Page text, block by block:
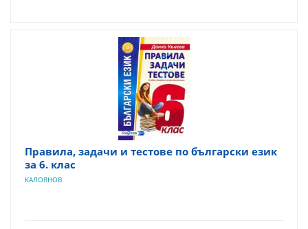
Правила, задачи и тестове по български език
за 6. клас
КАЛОЯНОВ